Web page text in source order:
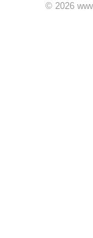
© 2026